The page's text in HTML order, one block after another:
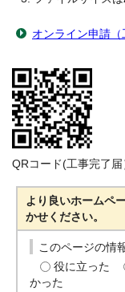
オンライン申請（
QRコード(工事完了届
より良いホームペ
かせください。
このページの情
役に立った
かった